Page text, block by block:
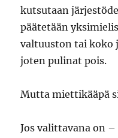
kutsutaan
päätetään
valtuuston tai koko
joten pulinat pois.
Mutta miettikääpä
Jos valittavana on